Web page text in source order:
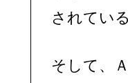
されてい
そして、